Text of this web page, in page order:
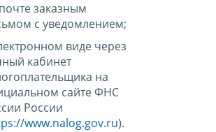
заказным
с уведомлением;
виде через
кабинет
на
сайте ФНС
России
www.nalog.gov.ru).